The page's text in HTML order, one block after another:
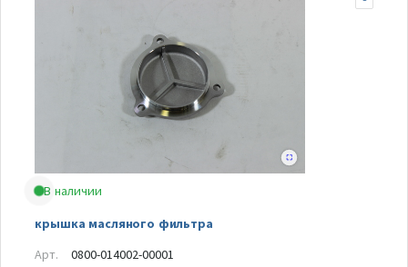
В наличии
крышка масляного фильтра
Арт.
0800-014002-00001